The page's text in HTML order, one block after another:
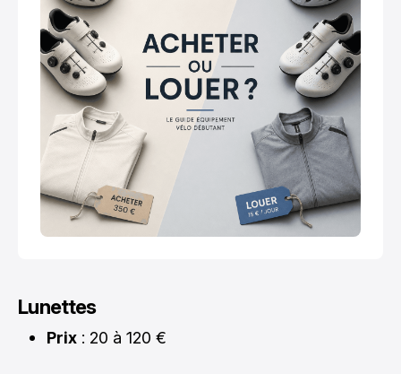
Lunettes
Prix : 20 à 120 €